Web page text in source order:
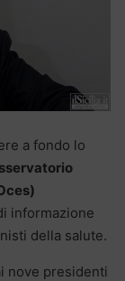
a fondo lo
informazione
della salute.
nove presidenti